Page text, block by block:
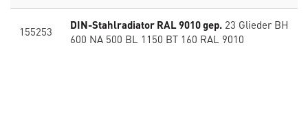
155253 DIN-Stahlradiator RAL 9010 gep. 23 Glieder BH
600 NA 500 BL 1150 BT 160 RAL 9010